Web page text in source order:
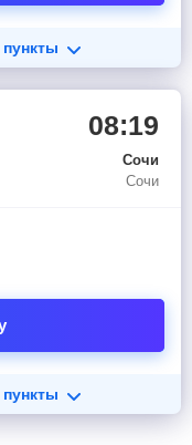
08:19
Сочи
Сочи